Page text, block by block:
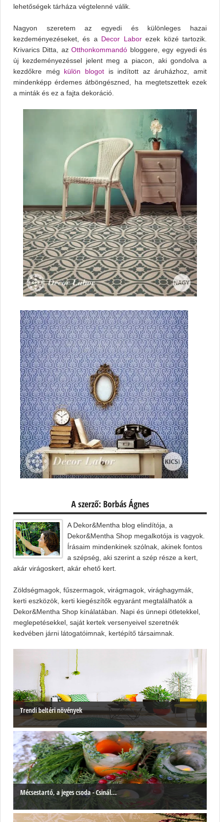
lehetőségek tárháza végtelenné válik.
Nagyon szeretem az egyedi és különleges hazai
kezdeményezéseket, és a Decor Laborezek közé tartozik.
Krivarics Ditta, azOtthonkommandó bloggere, egy egyedi és
új kezdeményezéssel jelent meg a piacon, aki gondolva a
kezdőkre még külön blogotis indított az áruházhoz, amit
mindenképp érdemes átböngészned, ha megtetszettek ezek
a minták és ez a fajta dekoráció.
A szerző: Borbás Ágnes
A Dekor&Mentha blog elindítója, a
Dekor&Mentha Shop megalkotója is vagyok.
Írásaim mindenkinek szólnak, akinek fontos
a szépség, aki szerint a szép része a kert,
akár virágoskert, akár ehető kert.
Zöldségmagok, fűszermagok, virágmagok, virághagymák,
kerti eszközök, kerti kiegészítők egyaránt megtalálhatók a
Dekor&Mentha Shop kínálatában. Napi és ünnepi ötletekkel,
meglepetésekkel, saját kertek versenyeivel szeretnék
kedvében járni látogatóimnak, kertépítő társaimnak.
Trendi beltéri növények
Mécsestartó, a jeges csoda - Csinál...